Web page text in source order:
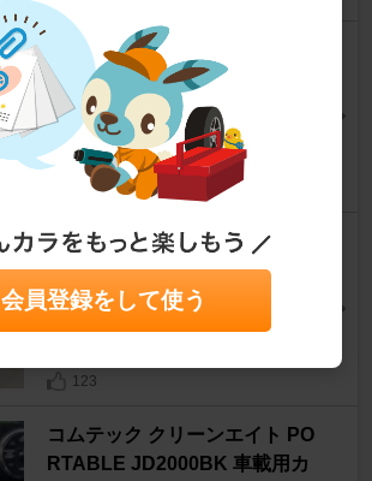
APTANY RA301 205/40ZR17
エスティマ [50系]
Booさんさん
14
K'spec デジキャン トヨタ用
ワイドトレッドスペーサー 10
ミリ
エスティマ [50系]
123
コムテック クリーンエイト PO
RTABLE JD2000BK 車載用カ
会員登録をして使う